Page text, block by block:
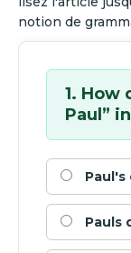
notion de
1. How
Paul”
Paul's
Pauls